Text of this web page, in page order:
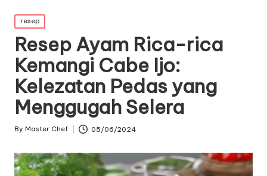
Posted
in
resep
Resep Ayam Rica-rica
Kemangi Cabe Ijo:
Kelezatan Pedas yang
Menggugah Selera
Posted
By Master Chef 05/06/2024